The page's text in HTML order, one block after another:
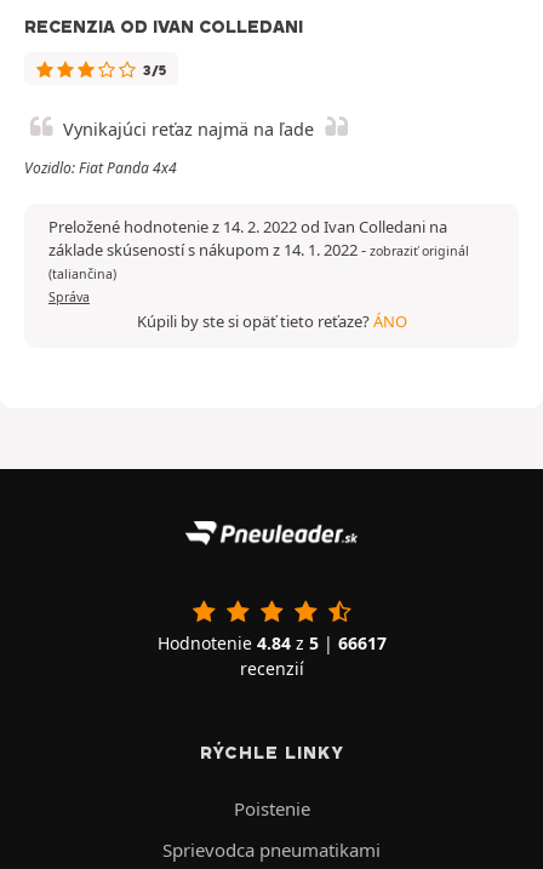
RECENZIA OD IVAN COLLEDANI
3/5
Vynikajúci reťaz najmä na ľade
Vozidlo: Fiat Panda 4x4
Preložené hodnotenie z 14. 2. 2022 od Ivan Colledani na
základe skúseností s nákupom z 14. 1. 2022- zobraziť originál
(taliančina)
Správa
Kúpili by ste si opäť tieto reťaze?ÁNO
Hodnotenie 4.84z 5| 66617
recenzií
RÝCHLE LINKY
Poistenie
Sprievodca pneumatikami